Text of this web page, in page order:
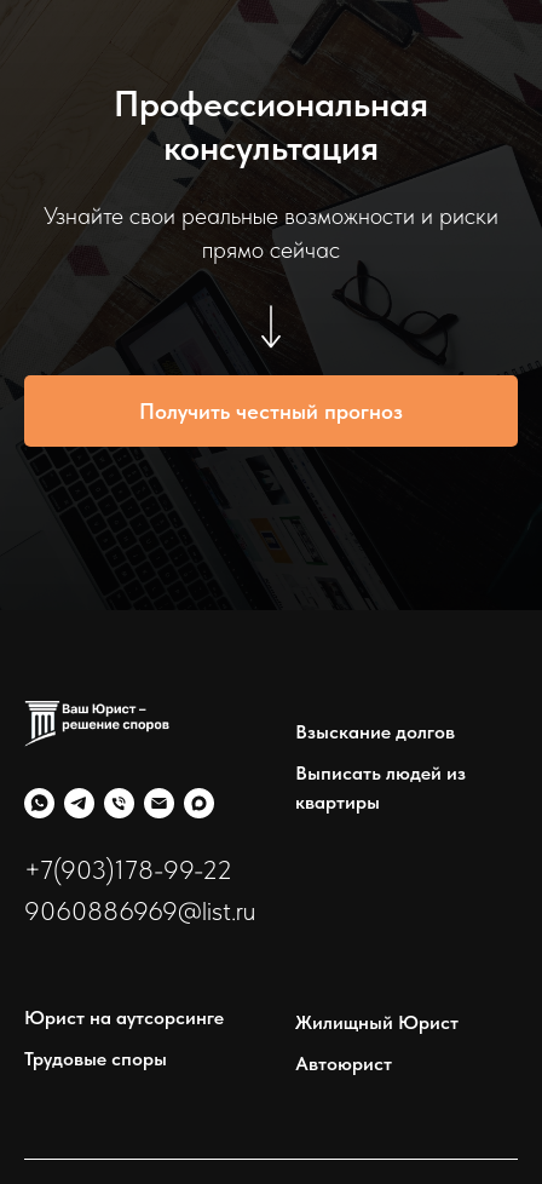
Профессиональная
консультация
Узнайте свои реальные возможности и риски
прямо сейчас
Получить честный прогноз
+7(903)178-99-22
9060886969@list.ru
Взыскание долгов
Выписать людей из
квартиры
Юрист на аутсорсинге
Трудовые споры
Жилищный Юрист
Автоюрист